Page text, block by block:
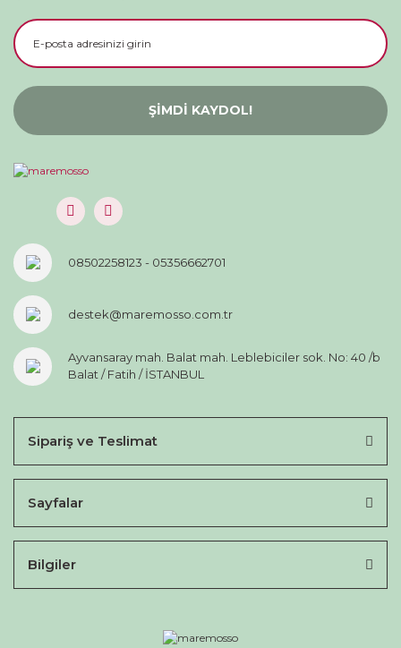
ŞİMDİ KAYDOL!
08502258123 - 05356662701
destek@maremosso.com.tr
Ayvansaray mah. Balat mah. Leblebiciler sok. No: 40 /b
Balat / Fatih / İSTANBUL
Sipariş ve Teslimat
Sayfalar
Bilgiler